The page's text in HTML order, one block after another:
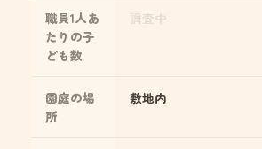
職員1人あ
たりの子
ども数
園庭の場
所
敷地内